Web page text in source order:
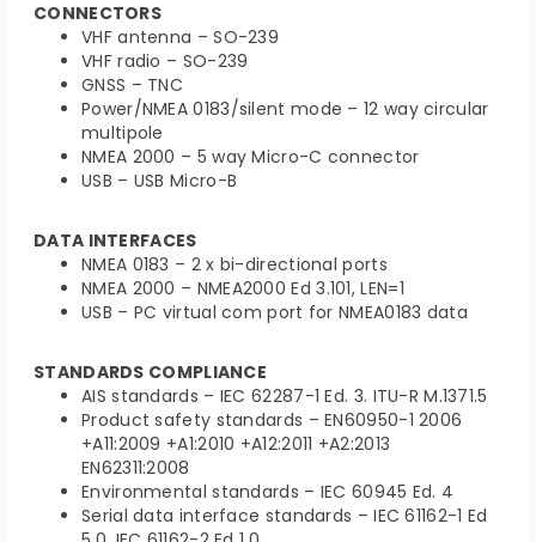
CONNECTORS
VHF antenna – SO-239
VHF radio – SO-239
GNSS – TNC
Power/NMEA 0183/silent mode – 12 way circular
multipole
NMEA 2000 – 5 way Micro-C connector
USB – USB Micro-B
DATA INTERFACES
NMEA 0183 – 2 x bi-directional ports
NMEA 2000 – NMEA2000 Ed 3.101, LEN=1
USB – PC virtual com port for NMEA0183 data
STANDARDS COMPLIANCE
AIS standards – IEC 62287-1 Ed. 3. ITU-R M.1371.5
Product safety standards – EN60950-1 2006
+A11:2009 +A1:2010 +A12:2011 +A2:2013
EN62311:2008
Environmental standards – IEC 60945 Ed. 4
Serial data interface standards – IEC 61162-1 Ed